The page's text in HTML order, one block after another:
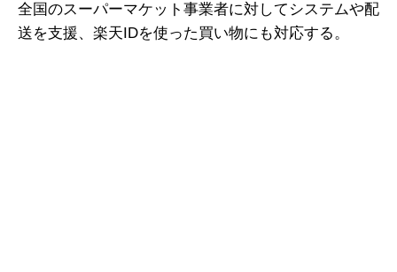
全国のスーパーマケット事業者に対してシステムや配
送を支援、楽天IDを使った買い物にも対応する。